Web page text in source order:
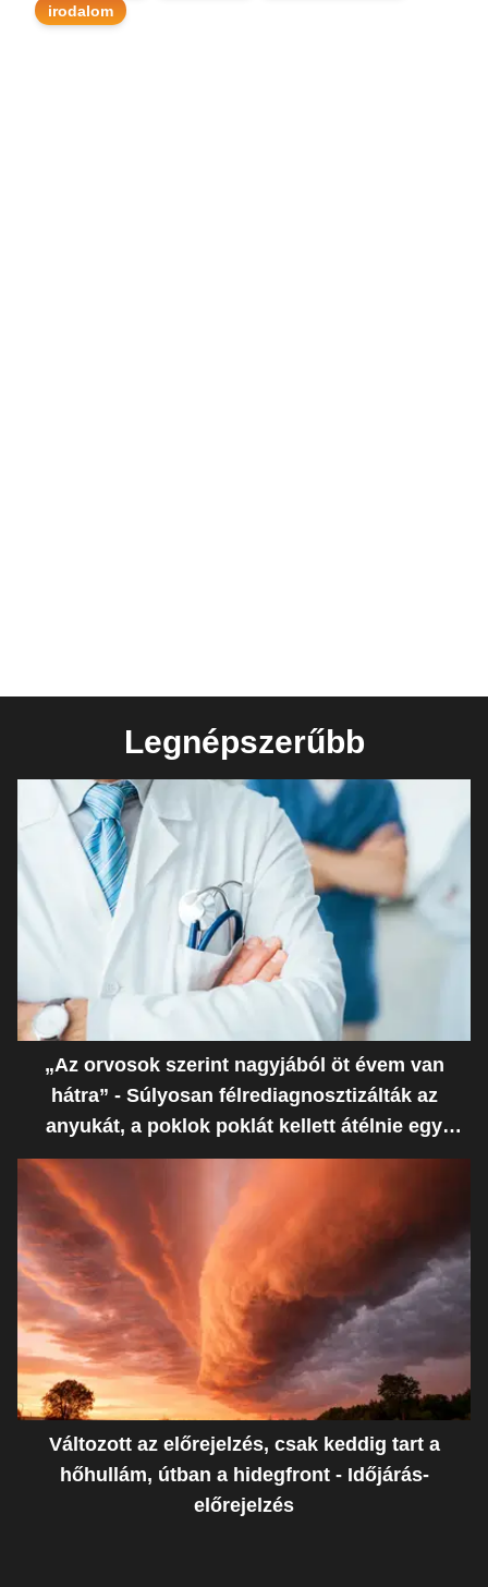
irodalom
Legnépszerűbb
„Az orvosok szerint nagyjából öt évem van
hátra” - Súlyosan félrediagnosztizálták az
anyukát, a poklok poklát kellett átélnie egy
ostoba hiba miatt
Változott az előrejelzés, csak keddig tart a
hőhullám, útban a hidegfront - Időjárás-
előrejelzés